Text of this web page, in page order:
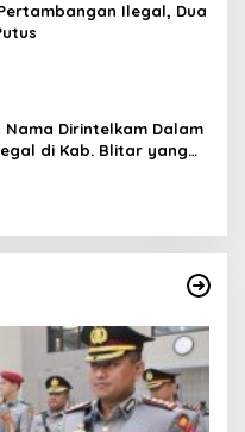
Ilegal, Dua
Nama Dirintelkam Dalam
di Kab. Blitar yang